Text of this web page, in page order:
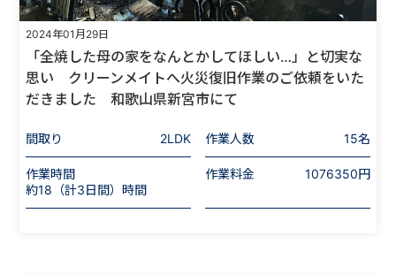
2024年01月29日
「全焼した母の家をなんとかしてほしい…」と切実な
思い クリーンメイトへ火災復旧作業のご依頼をいた
だきました 和歌山県新宮市にて
間取り 2LDK 作業人数 15名
作業時間
約18（計3日間）時間
作業料金 1076350円